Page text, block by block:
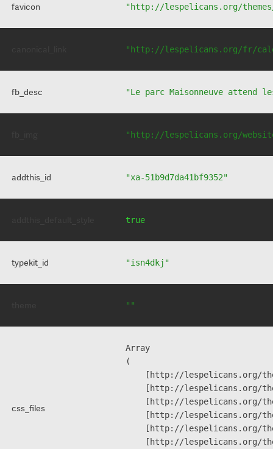
favicon "http://lespelicans.org/
"http://lespelicans.org/fr/
fb_desc "Le parc Maisonneuve attend
"http://lespelicans.org/
addthis_id "xa-51b9d7da41bf9352"
true
typekit_id "isn4dkj"
""
css_files
Array
(
[http://lespelicans.org/
[http://lespelicans.org/
[http://lespelicans.org/
[http://lespelicans.org/
[http://lespelicans.org/
[http://lespelicans.org/